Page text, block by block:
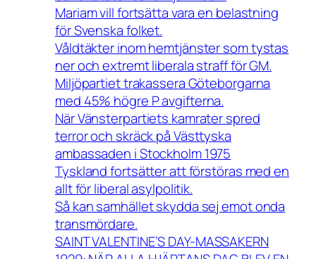
Mariam vill fortsätta vara en belastning
för Svenska folket.
Våldtäkter inom hemtjänster som tystas
ner och extremt liberala straff för GM.
Miljöpartiet trakassera Göteborgarna
med 45% högre P avgifterna.
När Vänsterpartiets kamrater spred
terror och skräck på Västtyska
ambassaden i Stockholm 1975
Tyskland fortsätter att förstöras med en
allt för liberal asylpolitik.
Så kan samhället skydda sej emot onda
transmördare.
SAINT VALENTINE’S DAY-MASSAKERN